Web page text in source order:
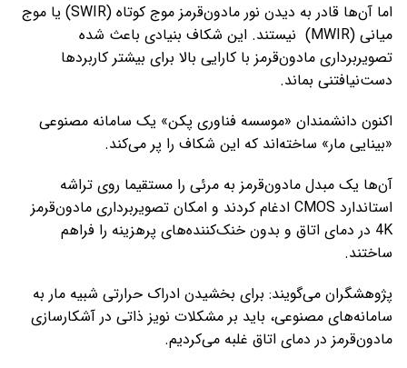
اما آن‌ها قادر به دیدن نور مادون‌قرمز موج کوتاه (SWIR) یا موج
میانی (MWIR) نیستند. این شکاف بنیادی باعث شده
تصویربرداری مادون‌قرمز با کارایی بالا برای بیشتر کاربردها
دست‌نیافتنی بماند.
اکنون دانشمندان «موسسه فناوری پکن» یک سامانه مصنوعی
«بینایی مار» ساخته‌اند که این شکاف را پر می‌کند.
آن‌ها یک مبدل مادون‌قرمز به مرئی را مستقیما روی تراشه
استاندارد CMOS ادغام کردند و امکان تصویربرداری مادون‌قرمز
4K در دمای اتاق و بدون خنک‌کننده‌های پرهزینه را فراهم
ساختند.
پژوهشگران می‌گویند: برای بخشیدن ادراک حرارتی شبیه مار به
سامانه‌های مصنوعی، باید بر مشکلات نویز ذاتی در آشکارسازی
مادون‌قرمز در دمای اتاق غلبه می‌کردیم.